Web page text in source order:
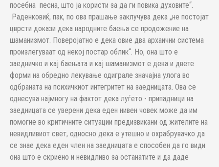
посебна песна, што ја користи за да ги повика духовите“.
Раденковиќ, пак, по ова прашање заклучува дека „не постојат
цврсти докази дека народните баења се продожение на
шаманизмот. Поверојатно е дека овие два архаични система
произлегуваат од некој постар облик“. Но, она што е
заедничко и кај баењата и кај шаманизмот е дека и двете
форми на обредно лекување одиграле значајна улога во
одбраната на психичкиот интегритет на заедницата. Ова се
однесува најмногу на фактот дека луѓето - припадници на
заедницата се уверени дека еден нивен човек може да им
помогне во критичните ситуации предизвикани од жителите на
невидливиот свет, односно дека е утешно и охрабрувачко да
се знае дека еден член на заедницата е способен да го види
она што е скриено и невидливо за останатите и да даде